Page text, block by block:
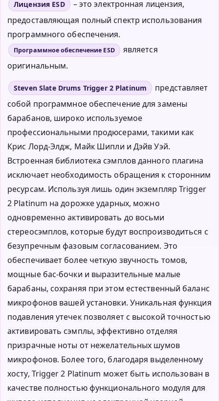
Лицензия ESD
– это электронная лицензия,
предоставляющая полный спектр использования
программного обеспечения.
Программное обеспечение ESD
является
оригинальным.
Steven Slate Drums Trigger 2 Platinum
представляет
собой программное обеспечение для замены
барабанов, широко используемое
профессиональными продюсерами, такими как
Крис Лорд-Элдж, Майк Шипли и Дэйв Уэй.
Встроенная библиотека сэмплов данного плагина
исключает необходимость обращения к сторонним
ресурсам. Используя лишь один экземпляр Trigger
2 Platinum на дорожке ударных, можно
одновременно активировать до восьми
стереосэмплов, которые будут воспроизводиться с
безупречным фазовым согласованием. Это
обеспечивает более четкую звучность томов,
мощные бас-бочки и выразительные малые
барабаны, сохраняя при этом естественный баланс
микрофонов вашей установки. Уникальная функция
подавления утечек позволяет с высокой точностью
активировать сэмплы, эффективно отделяя
призрачные ноты от нежелательных шумов
микрофонов. Более того, благодаря выделенному
хосту, Trigger 2 Platinum может быть использован в
качестве полностью функционального модуля для